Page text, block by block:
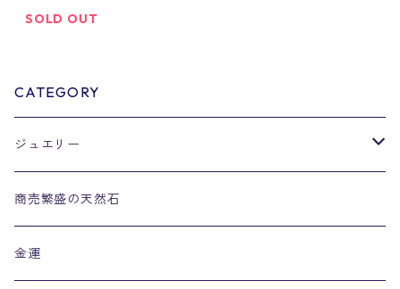
SOLD OUT
CATEGORY
ジュエリー
リング
商売繁盛の天然石
金運